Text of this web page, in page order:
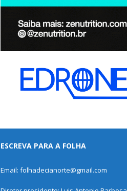
ESCREVA PARA A FOLHA
Email: folhadecianorte@gmail.com